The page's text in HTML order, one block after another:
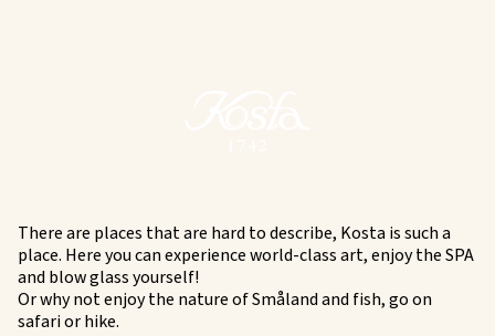
There are places that are hard to describe, Kosta is such a
place. Here you can experience world-class art, enjoy the SPA
and blow glass yourself!
Or why not enjoy the nature of Småland and fish, go on
safari or hike.